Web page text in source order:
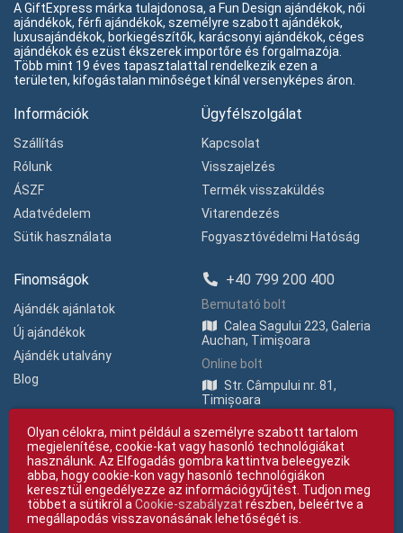
A GiftExpress márka tulajdonosa, a Fun Design ajándékok, női
ajándékok, férfi ajándékok, személyre szabott ajándékok,
luxusajándékok, borkiegészítők, karácsonyi ajándékok, céges
ajándékok és ezüst ékszerek importőre és forgalmazója.
Több mint 19 éves tapasztalattal rendelkezik ezen a
területen, kifogástalan minőséget kínál versenyképes áron.
Információk
Szállítás
Rólunk
ÁSZF
Adatvédelem
Sütik használata
Ügyfélszolgálat
Kapcsolat
Visszajelzés
Termék visszaküldés
Vitarendezés
Fogyasztóvédelmi Hatóság
Finomságok
Ajándék ajánlatok
Új ajándékok
Ajándék utalvány
Blog
+40 799 200 400
Bemutató bolt
Calea Sagului 223, Galeria
Auchan, Timișoara
Online bolt
Str. Câmpului nr. 81,
Timișoara
Copyright © giftexpress.ro | Minden jog fenntartva
giftexpress.ro a következőhöz tartozik:Fun Design SRL (CUI RO 15651694,
Olyan célokra, mint például a személyre szabott tartalom
megjelenítése, cookie-kat vagy hasonló technológiákat
használunk. Az Elfogadás gombra kattintva beleegyezik
abba, hogy cookie-kon vagy hasonló technológiákon
keresztül engedélyezze az információgyűjtést. Tudjon meg
többet a sütikröl a Cookie-szabályzat részben, beleértve a
megállapodás visszavonásának lehetőségét is.